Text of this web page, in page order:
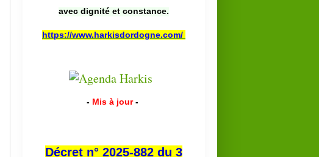
avec dignité et constance.
https://www.harkisdordogne.com/
- Mis à jour -
Décret n° 2025-882 du 3